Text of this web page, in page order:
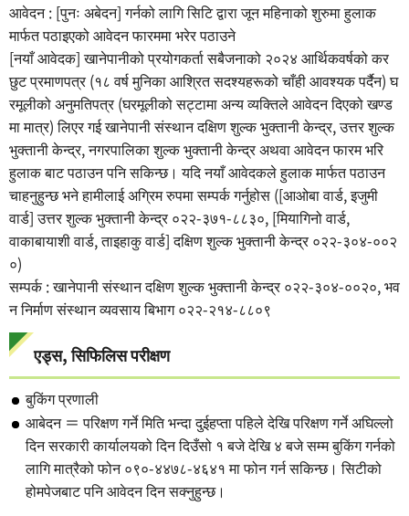
आवेदन : [पुनः अबेदन] गर्नको लागि सिटि द्वारा जून महिनाको शुरुमा हुलाक
मार्फत पठाइएको आवेदन फारममा भरेर पठाउने
[नयाँ आवेदक] खानेपानीको प्रयोगकर्ता सबैजनाको २०२४ आर्थिकवर्षको कर
छुट प्रमाणपत्र (१८ वर्ष मुनिका आश्रित सदश्यहरूको चाँही आवश्यक पर्दैन) घ
रमूलीको अनुमतिपत्र (घरमूलीको सट्टामा अन्य व्यक्तिले आवेदन दिएको खण्ड
मा मात्र) लिएर गई खानेपानी संस्थान दक्षिण शुल्क भुक्तानी केन्द्र, उत्तर शुल्क
भुक्तानी केन्द्र, नगरपालिका शुल्क भुक्तानी केन्द्र अथवा आवेदन फारम भरि
हुलाक बाट पठाउन पनि सकिन्छ। यदि नयाँ आवेदकले हुलाक मार्फत पठाउन
चाहनुहुन्छ भने हामीलाई अग्रिम रुपमा सम्पर्क गर्नुहोस ([आओबा वार्ड, इजुमी
वार्ड] उत्तर शुल्क भुक्तानी केन्द्र ०२२-३७१-८८३०, [मियागिनो वार्ड,
वाकाबायाशी वार्ड, ताइहाकु वार्ड] दक्षिण शुल्क भुक्तानी केन्द्र ०२२-३०४-००२
०)
सम्पर्क : खानेपानी संस्थान दक्षिण शुल्क भुक्तानी केन्द्र ०२२-३०४-००२०, भव
न निर्माण संस्थान व्यवसाय बिभाग ०२२-२१४-८८०९
एड्स, सिफिलिस परीक्षण
बुकिंग प्रणाली
आबेदन ＝ परिक्षण गर्ने मिति भन्दा दुईहप्ता पहिले देखि परिक्षण गर्ने अघिल्लो
दिन सरकारी कार्यालयको दिन दिउँसो १ बजे देखि ४ बजे सम्म बुकिंग गर्नको
लागि मात्रैको फोन ०९०-४४७८-४६४१ मा फोन गर्न सकिन्छ। सिटीको
होमपेजबाट पनि आवेदन दिन सक्नुहुन्छ।